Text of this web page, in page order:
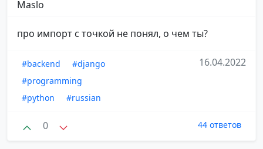
Maslo
про импорт с точкой не понял, о чем ты?
#backend
#django
#programming
#python
#russian
16.04.2022
0 44 ответов